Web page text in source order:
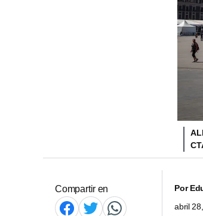
Compartir en Por
abril